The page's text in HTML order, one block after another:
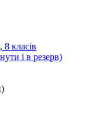
класів
і в резерв)